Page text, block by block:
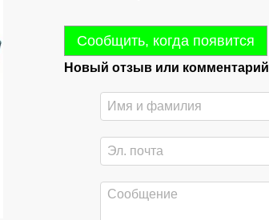
Сообщить, когда появится
Новый отзыв или комментарий